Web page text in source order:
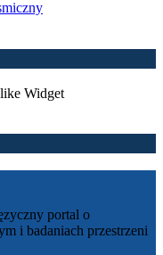
portal o
i badaniach przestrzeni